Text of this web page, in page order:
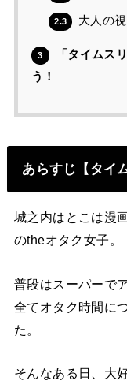
2.3 大人の
3
「タイムス
う！
あらすじ【タイ
城之内はとこは漫
のtheオタク女子。
普段はスーパーで
全てオタク時間に
た。
そんなある日、大